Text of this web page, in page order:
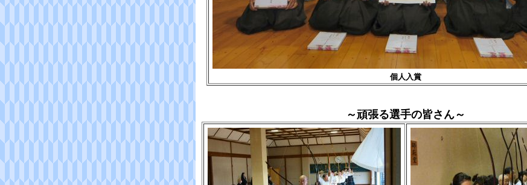
個人入賞
～頑張る選手の皆さん～